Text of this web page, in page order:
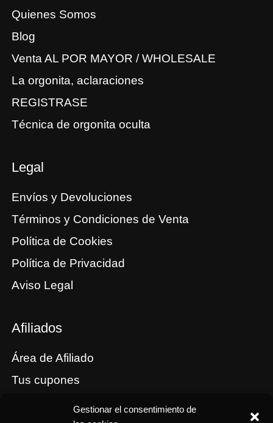
Gestionar el consentimiento de
Quienes Somos
Blog
Venta AL POR MAYOR / WHOLESALE
La orgonita, aclaraciones
REGISTRASE
Técnica de orgonita oculta
Legal
Envíos y Devoluciones
Términos y Condiciones de Venta
Política de Cookies
Política de Privacidad
Aviso Legal
Afiliados
Área de Afiliado
Tus cupones